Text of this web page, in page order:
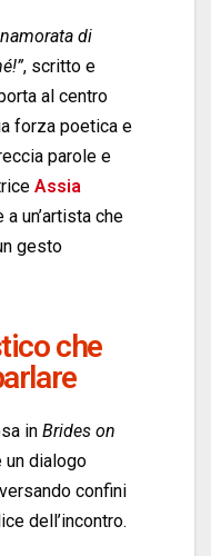
di
, scritto e
al centro
forza poetica e
parole e
Assia
un’artista che
gesto
che
in Brides on
un dialogo
confini
dell’incontro.